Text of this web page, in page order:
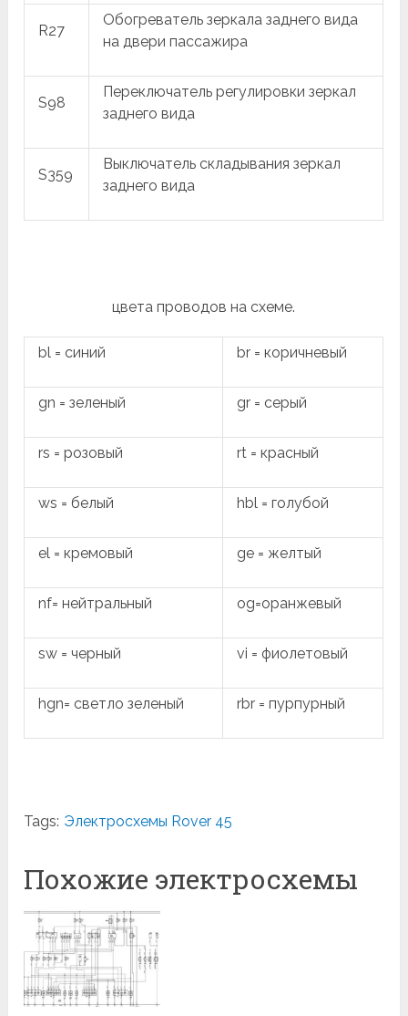
R27
Обогреватель зеркала заднего вида
на двери пассажира
S98
Переключатель регулировки зеркал
заднего вида
S359
Выключатель складывания зеркал
заднего вида
цвета проводов на схеме.
bl = синий br = коричневый
gn = зеленый gr = серый
rs = розовый rt = красный
ws = белый hbl = голубой
el = кремовый ge = желтый
nf= нейтральный og=оранжевый
sw = черный vi = фиолетовый
hgn= светло зеленый rbr = пурпурный
Tags: Электросхемы Rover 45
Похожие электросхемы